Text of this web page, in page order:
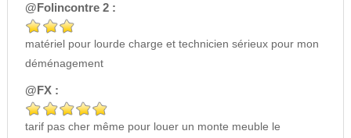
@Folincontre 2 :
matériel pour lourde charge et technicien sérieux pour mon
déménagement
@FX :
tarif pas cher même pour louer un monte meuble le